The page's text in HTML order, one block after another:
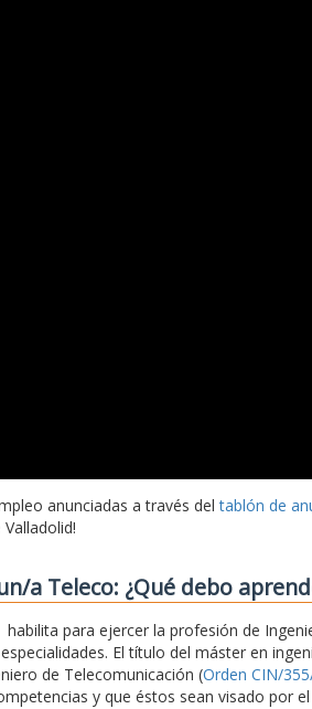
anunciadas a través deltablón de
a Teleco: ¿Qué debo
para ejercer la profesión de
El título del máster en
de Telecomunicación (Orden CIN/
y que éstos sean visado por